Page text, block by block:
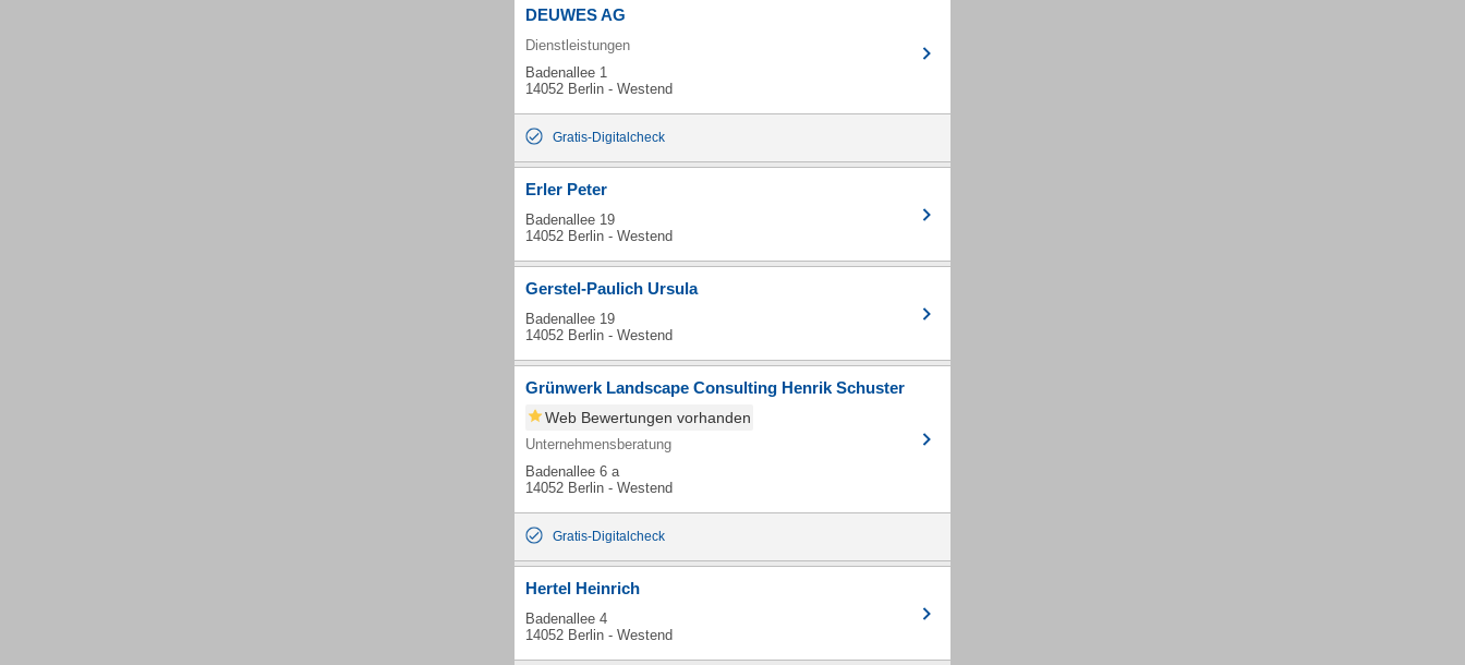
DEUWES AG
Dienstleistungen
Badenallee 1
14052 Berlin - Westend
Gratis-Digitalcheck
Erler Peter
Badenallee 19
14052 Berlin - Westend
Gerstel-Paulich Ursula
Badenallee 19
14052 Berlin - Westend
Grünwerk Landscape Consulting Henrik Schuster
Web Bewertungen vorhanden
Unternehmensberatung
Badenallee 6 a
14052 Berlin - Westend
Gratis-Digitalcheck
Hertel Heinrich
Badenallee 4
14052 Berlin - Westend